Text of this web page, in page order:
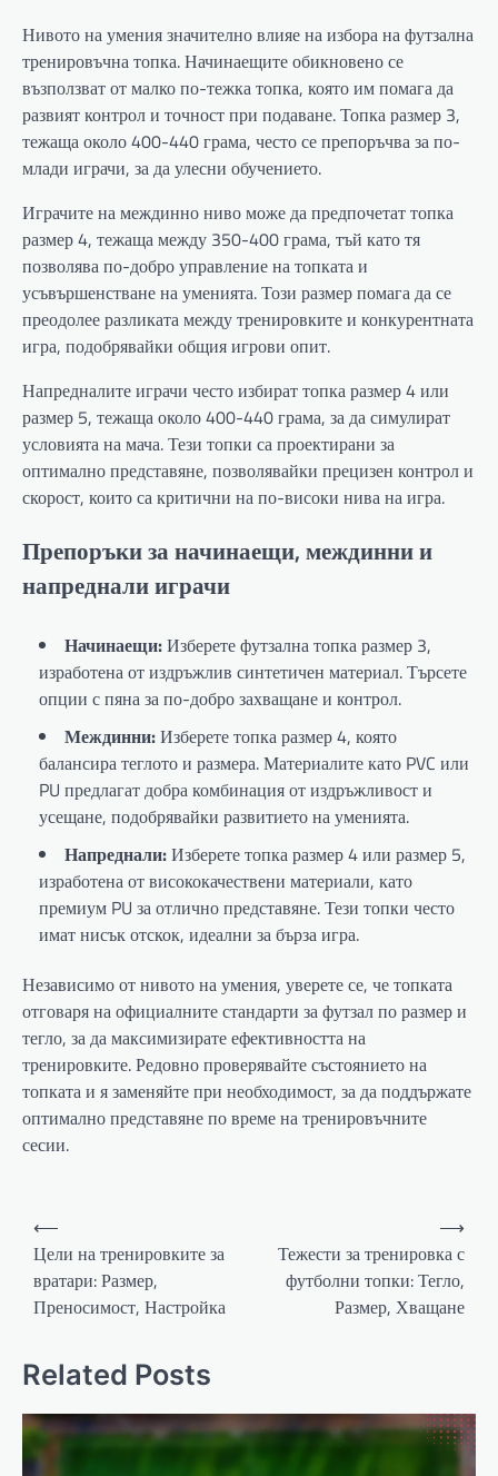
Нивото на умения значително влияе на избора на футзална
тренировъчна топка. Начинаещите обикновено се
възползват от малко по-тежка топка, която им помага да
развият контрол и точност при подаване. Топка размер 3,
тежаща около 400-440 грама, често се препоръчва за по-
млади играчи, за да улесни обучението.
Играчите на междинно ниво може да предпочетат топка
размер 4, тежаща между 350-400 грама, тъй като тя
позволява по-добро управление на топката и
усъвършенстване на уменията. Този размер помага да се
преодолее разликата между тренировките и конкурентната
игра, подобрявайки общия игрови опит.
Напредналите играчи често избират топка размер 4 или
размер 5, тежаща около 400-440 грама, за да симулират
условията на мача. Тези топки са проектирани за
оптимално представяне, позволявайки прецизен контрол и
скорост, които са критични на по-високи нива на игра.
Препоръки за начинаещи, междинни и
напреднали играчи
Начинаещи:Изберете футзална топка размер 3,
изработена от издръжлив синтетичен материал. Търсете
опции с пяна за по-добро захващане и контрол.
Междинни:Изберете топка размер 4, която
балансира теглото и размера. Материалите като PVC или
PU предлагат добра комбинация от издръжливост и
усещане, подобрявайки развитието на уменията.
Напреднали:Изберете топка размер 4 или размер 5,
изработена от висококачествени материали, като
премиум PU за отлично представяне. Тези топки често
имат нисък отскок, идеални за бърза игра.
Независимо от нивото на умения, уверете се, че топката
отговаря на официалните стандарти за футзал по размер и
тегло, за да максимизирате ефективността на
тренировките. Редовно проверявайте състоянието на
топката и я заменяйте при необходимост, за да поддържате
оптимално представяне по време на тренировъчните
сесии.
Post
navigation
⟵
Цели на тренировките за
вратари: Размер,
Преносимост, Настройка
Тежести за тренировка с
футболни топки: Тегло,
Размер, Хващане
⟶
Related Posts